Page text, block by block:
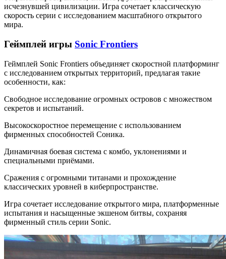
исчезнувшей цивилизации. Игра сочетает классическую
скорость серии с исследованием масштабного открытого
мира.
Геймплей игры Sonic Frontiers
Геймплей Sonic Frontiers объединяет скоростной платформинг
с исследованием открытых территорий, предлагая такие
особенности, как:
Свободное исследование огромных островов с множеством
секретов и испытаний.
Высокоскоростное перемещение с использованием
фирменных способностей Соника.
Динамичная боевая система с комбо, уклонениями и
специальными приёмами.
Сражения с огромными титанами и прохождение
классических уровней в киберпространстве.
Игра сочетает исследование открытого мира, платформенные
испытания и насыщенные экшеном битвы, сохраняя
фирменный стиль серии Sonic.